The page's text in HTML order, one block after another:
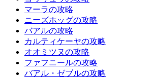
マーラの攻略
ニーズホッグの攻略
バアルの攻略
カルティケーヤの攻略
オオミツヌの攻略
ファフニールの攻略
バアル・ゼブルの攻略